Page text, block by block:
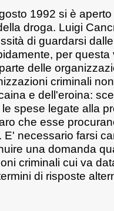
1992 si è
droga. Luigi
di guardarsi
per questa
delle
criminali
e dell'eroina:
spese legate alla
che esse
necessario farsi
una domanda
criminali cui va
di risposte